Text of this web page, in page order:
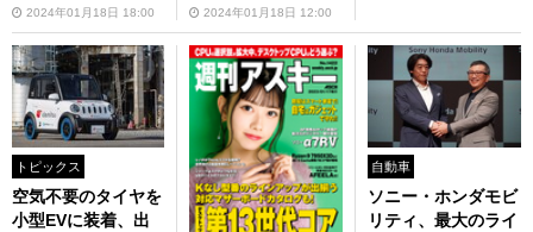
2024年01月18日 18:00 2024年01月18日 12:00
トピックス
空気不要のタイヤを
小型EVに装着、出
自動車
ソニー・ホンダモビ
リティ、最大のライ